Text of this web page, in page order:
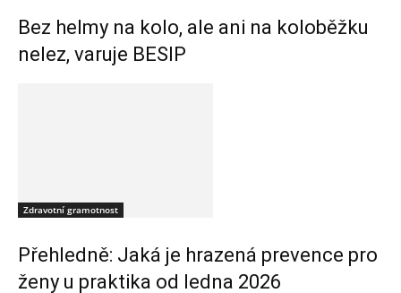
Bez helmy na kolo, ale ani na koloběžku
nelez, varuje BESIP
Zdravotní gramotnost
Přehledně: Jaká je hrazená prevence pro
ženy u praktika od ledna 2026